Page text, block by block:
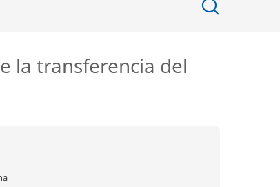
la transferencia del